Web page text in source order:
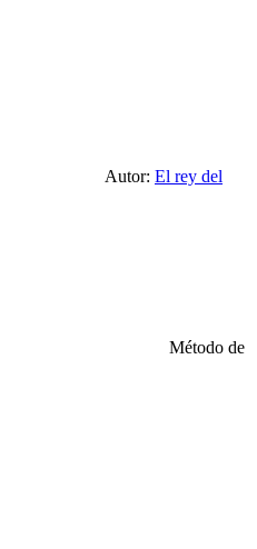
Autor: El rey del
Método de